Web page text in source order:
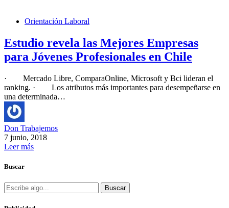
Orientación Laboral
Estudio revela las Mejores Empresas
para Jóvenes Profesionales en Chile
· Mercado Libre, ComparaOnline, Microsoft y Bci lideran el
ranking. · Los atributos más importantes para desempeñarse en
una determinada…
Don Trabajemos
7 junio, 2018
Leer más
Buscar
Buscar